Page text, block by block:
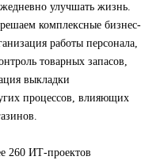
улучшать жизнь.
комплексные бизнес-
работы персонала,
товарных запасов,
выкладки
процессов, влияющих
260 ИТ-проектов